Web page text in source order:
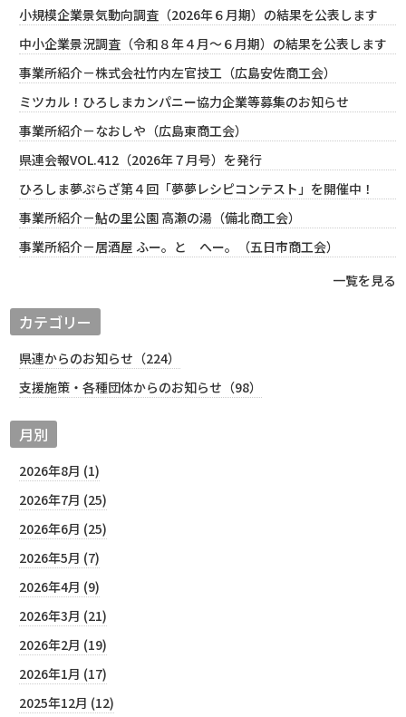
小規模企業景気動向調査（2026年６月期）の結果を公表します
中小企業景況調査（令和８年４月～６月期）の結果を公表します
事業所紹介－株式会社竹内左官技工（広島安佐商工会）
ミツカル！ひろしまカンパニー協力企業等募集のお知らせ
事業所紹介－なおしや（広島東商工会）
県連会報VOL.412（2026年７月号）を発行
ひろしま夢ぷらざ第４回「夢夢レシピコンテスト」を開催中！
事業所紹介－鮎の里公園 高瀬の湯（備北商工会）
事業所紹介－居酒屋 ふー。と へー。（五日市商工会）
一覧を見る
カテゴリー
県連からのお知らせ（224）
支援施策・各種団体からのお知らせ（98）
月別
2026年8月 (1)
2026年7月 (25)
2026年6月 (25)
2026年5月 (7)
2026年4月 (9)
2026年3月 (21)
2026年2月 (19)
2026年1月 (17)
2025年12月 (12)